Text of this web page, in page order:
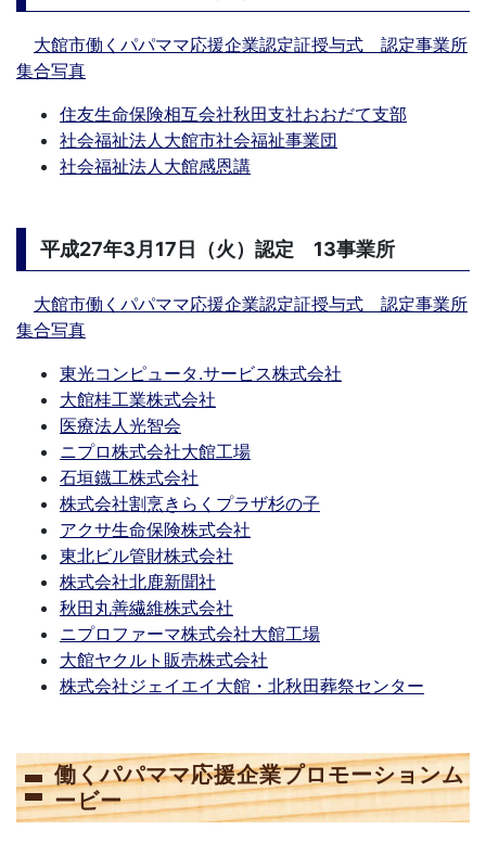
大館市働くパパママ応援企業認定証授与式 認定事業所
集合写真
住友生命保険相互会社秋田支社おおだて支部
社会福祉法人大館市社会福祉事業団
社会福祉法人大館感恩講
平成27年3月17日（火）認定 13事業所
大館市働くパパママ応援企業認定証授与式 認定事業所
集合写真
東光コンピュータ.サービス株式会社
大館桂工業株式会社
医療法人光智会
ニプロ株式会社大館工場
石垣鐡工株式会社
株式会社割烹きらくプラザ杉の子
アクサ生命保険株式会社
東北ビル管財株式会社
株式会社北鹿新聞社
秋田丸善繊維株式会社
ニプロファーマ株式会社大館工場
大館ヤクルト販売株式会社
株式会社ジェイエイ大館・北秋田葬祭センター
働くパパママ応援企業プロモーションム
ービー